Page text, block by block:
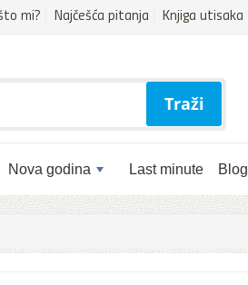
mi? Najčešća pitanja Knjiga utisaka
Nova godina Last minute Blog
Traži